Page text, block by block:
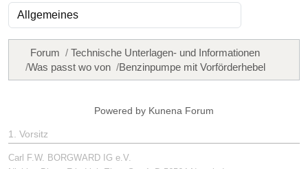
Forum
Technische Unterlagen- und Informationen
Was passt wo von
Benzinpumpe mit Vorförderhebel
Powered by Kunena Forum
1. Vorsitz
Carl F.W. BORGWARD IG e.V.